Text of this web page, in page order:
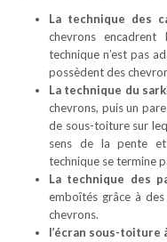
La technique des
chevrons encadrent
technique n’est pas
possèdent des
La technique du
chevrons, puis un
de sous-toiture sur
sens de la pente et
technique se termine
La technique des
emboîtés grâce à
chevrons.
l’écran sous-toiture